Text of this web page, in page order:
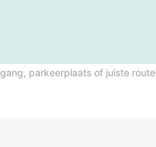
parkeerplaats of juiste route